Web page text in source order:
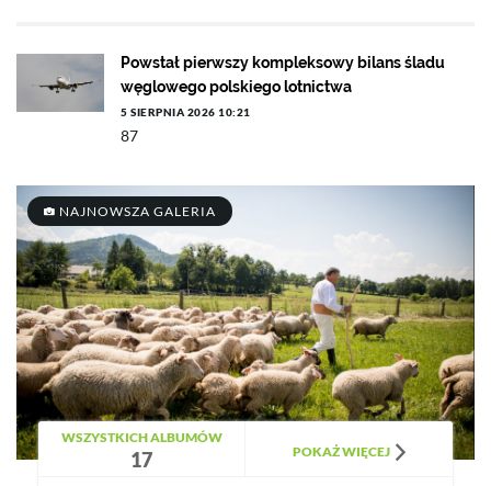
Powstał pierwszy kompleksowy bilans śladu
węglowego polskiego lotnictwa
5 SIERPNIA 2026 10:21
87
NAJNOWSZA GALERIA
WSZYSTKICH ALBUMÓW
17 POKAŻ WIĘCEJ